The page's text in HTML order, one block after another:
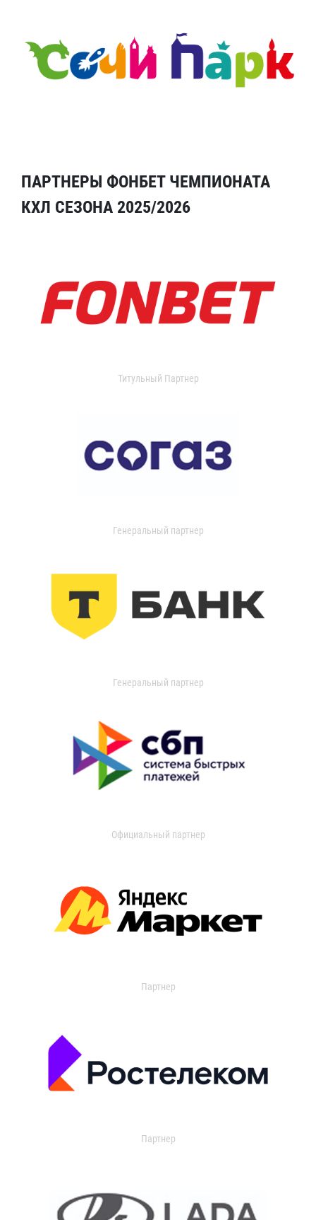
ПАРТНЕРЫ ФОНБЕТ ЧЕМПИОНАТА
КХЛ СЕЗОНА 2025/2026
Титульный Партнер
Генеральный партнер
Генеральный партнер
Официальный партнер
Партнер
Партнер